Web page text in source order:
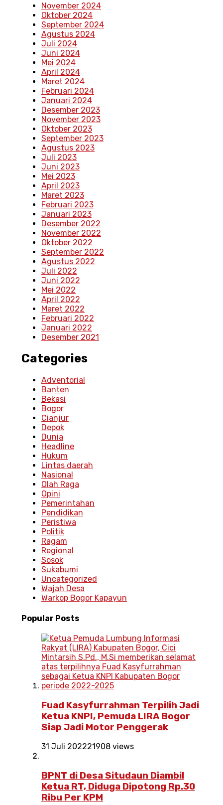
November 2024
Oktober 2024
September 2024
Agustus 2024
Juli 2024
Juni 2024
Mei 2024
April 2024
Maret 2024
Februari 2024
Januari 2024
Desember 2023
November 2023
Oktober 2023
September 2023
Agustus 2023
Juli 2023
Juni 2023
Mei 2023
April 2023
Maret 2023
Februari 2023
Januari 2023
Desember 2022
November 2022
Oktober 2022
September 2022
Agustus 2022
Juli 2022
Juni 2022
Mei 2022
April 2022
Maret 2022
Februari 2022
Januari 2022
Desember 2021
Categories
Adventorial
Banten
Bekasi
Bogor
Cianjur
Depok
Dunia
Headline
Hukum
Lintas daerah
Nasional
Olah Raga
Opini
Pemerintahan
Pendidikan
Peristiwa
Politik
Ragam
Regional
Sosok
Sukabumi
Uncategorized
Wajah Desa
Warkop Bogor Kapayun
Popular Posts
Fuad Kasyfurrahman Terpilih Jadi
Ketua KNPI, Pemuda LIRA Bogor
Siap Jadi Motor Penggerak
31 Juli 202221908 views
BPNT di Desa Situdaun Diambil
Ketua RT, Diduga Dipotong Rp.30
Ribu Per KPM